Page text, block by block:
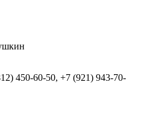
450-60-50, +7 (921) 943-70-